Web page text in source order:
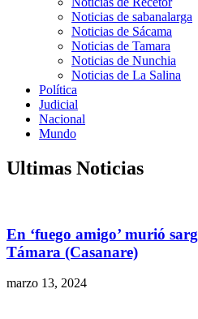
Noticias de sabanalarga
Noticias de Sácama
Noticias de Tamara
Noticias de Nunchia
Noticias de La Salina
Política
Judicial
Nacional
Mundo
Ultimas Noticias
En ‘fuego amigo’ murió
Támara (Casanare)
marzo 13, 2024